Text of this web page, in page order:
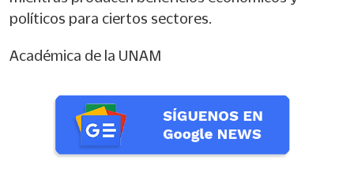
políticos para ciertos sectores.
Académica de la UNAM